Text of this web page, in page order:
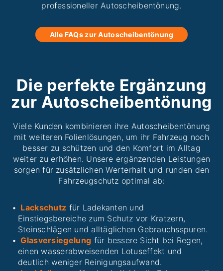
professioneller Autoscheibentönung.
Alle FAQs zur Autoscheibentönung
Die perfekte Ergänzung
zur Autoscheibentönung
Viele Kunden kombinieren ihre Autoscheibentönung
mit weiteren Folienlösungen, um ihr Fahrzeug noch
besser zu schützen und den Komfort im Alltag
weiter zu erhöhen. Unsere ergänzenden Leistungen
sorgen für zusätzlichen Werterhalt und runden den
Fahrzeugschutz optimal ab:
Lackschutz für Ladekanten und
Einstiegsbereiche zum Schutz vor Kratzern,
Steinschlägen und alltäglichen Gebrauchsspuren.
Glasversiegelung für bessere Sicht bei Regen,
einen wasserabweisenden Lotuseffekt und
deutlich weniger Reinigungsaufwand.